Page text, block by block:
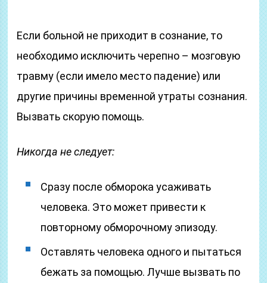
Если больной не приходит в сознание, то
необходимо исключить черепно – мозговую
травму (если имело место падение) или
другие причины временной утраты сознания.
Вызвать скорую помощь.
Никогда не следует:
Сразу после обморока усаживать
человека. Это может привести к
повторному обморочному эпизоду.
Оставлять человека одного и пытаться
бежать за помощью. Лучше вызвать по